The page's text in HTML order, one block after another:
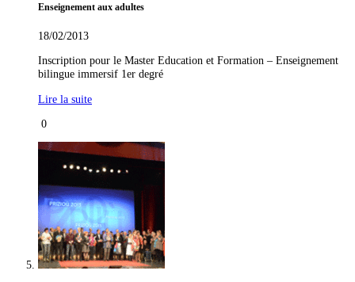
Enseignement aux adultes
18/02/2013
Inscription pour le Master Education et Formation – Enseignement
bilingue immersif 1er degré
Lire la suite
0